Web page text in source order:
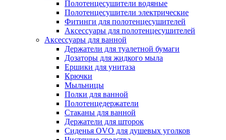
Полотенцесушители водяные
Полотенцесушители электрические
Фитинги для полотенцесушителей
Аксессуары для полотенцесушителей
Аксессуары для ванной
Держатели для туалетной бумаги
Дозаторы для жидкого мыла
Ершики для унитаза
Крючки
Мыльницы
Полки для ванной
Полотенцедержатели
Стаканы для ванной
Держатели для шторок
Сиденья OVO для душевых уголков